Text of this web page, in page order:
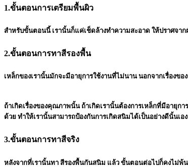
1.ขั้นตอนการเตรียมพื้นผิว
สำหรับขั้นตอนนี้ เรานั้นก็แค่เช็ดล้างทำความสะอาด ให้ปราศจา
2.ขั้นตอนการทาสีรองพื้น
เหล็กของเรานั้นมักจะมีอายุการใช้งานที่ไม่นาน นอกจากเรื่อง
ถ้าเกิดเรื่องของคุณภาพนั้น ถ้าเกิดเรานั้นต้องการเหล็กที่มีอายุ
ด้วย ทำให้เรานั้นสามารถป้องกันการเกิดสนิมได้เป็นอย่างดีนั้นเ
3.ขั้นตอนการทาสีจริง
หลังจากที่เรานั้นทา สีรองพื้นกันสนิม แล้ว ขั้นตอนต่อไปก็คงไม่พ้